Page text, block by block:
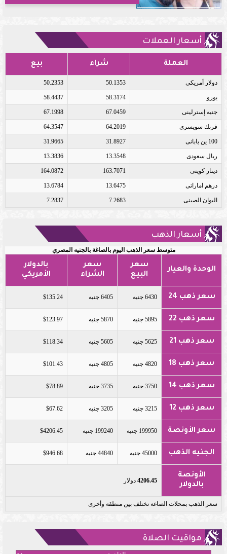
أسعار العملات
العملة شراء بيع
دولار أمريكى 50.1353
50.2353
يورو 58.3174
58.4437
جنيه إسترلينى 67.0459
67.1998
فرنك سويسرى 64.2019
64.3547
100 ين يابانى 31.8927
31.9665
ريال سعودى 13.3548
13.3836
دينار كويتى 163.7071
164.0872
درهم اماراتى 13.6475
13.6784
اليوان الصينى 7.2683
7.2837
أسعار الذهب
متوسط سعر الذهب اليوم بالصاغة بالجنيه المصري
الوحدة والعيار
سعر
البيع
سعر
الشراء
بالدولار
الأمريكي
سعر ذهب 24 6430 جنيه 6405 جنيه $135.24
سعر ذهب 22 5895 جنيه 5870 جنيه $123.97
سعر ذهب 21 5625 جنيه 5605 جنيه $118.34
سعر ذهب 18 4820 جنيه 4805 جنيه $101.43
سعر ذهب 14 3750 جنيه 3735 جنيه $78.89
سعر ذهب 12 3215 جنيه 3205 جنيه $67.62
سعر الأونصة 199950 جنيه 199240 جنيه $4206.45
الجنيه الذهب 45000 جنيه 44840 جنيه $946.68
الأونصة
بالدولار
4206.45 دولار
سعر الذهب بمحلات الصاغة تختلف بين منطقة وأخرى
مواقيت الصلاة